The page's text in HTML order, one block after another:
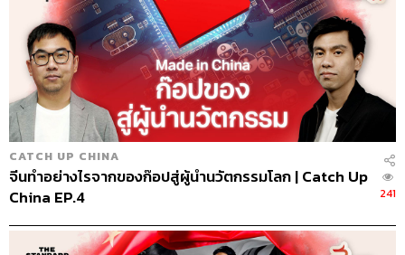
CATCH UP CHINA
จีนทำอย่างไรจากของก๊อปสู่ผู้นำนวัตกรรมโลก | Catch Up
China EP.4
241